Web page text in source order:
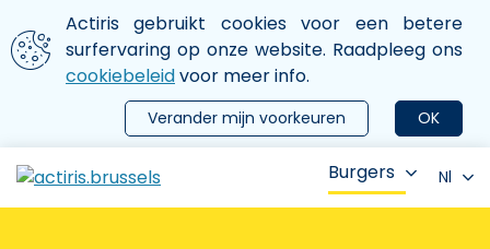
Aller au contenu principal
We gebruiken cookies
Actiris gebruikt cookies voor een betere
surfervaring op onze website. Raadpleeg ons
cookiebeleidvoor meer info.
OK
Verander mijn voorkeuren
le menu
Burgers Nl